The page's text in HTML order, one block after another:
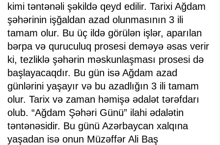
kimi təntənəli şəkildə qeyd edilir. Tarixi Ağdam
şəhərinin işğaldan azad olunmasının 3 ili
tamam olur. Bu üç ildə görülən işlər, aparılan
bərpa və quruculuq prosesi deməyə əsas verir
ki, tezliklə şəhərin məskunlaşması prosesi də
başlayacaqdır. Bu gün isə Ağdam azad
günlərini yaşayır və bu azadlığın 3 ili tamam
olur. Tarix və zaman həmişə ədalət tərəfdarı
olub. “Ağdam Şəhəri Günü” ilahi ədalətin
təntənəsidir. Bu günü Azərbaycan xalqına
yaşadan isə onun Müzəffər Ali Baş